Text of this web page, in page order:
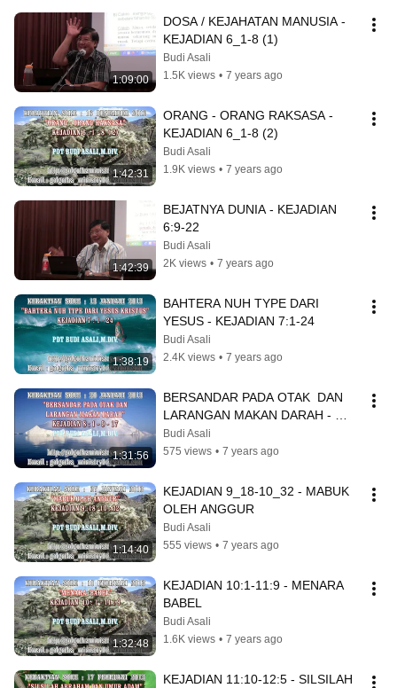
1:09:00
DOSA / KEJAHATAN MANUSIA -
KEJADIAN 6_1-8 (1)
Budi Asali
1.5K views • 7 years ago
1:42:31
ORANG - ORANG RAKSASA -
KEJADIAN 6_1-8 (2)
Budi Asali
1.9K views • 7 years ago
1:42:39
BEJATNYA DUNIA - KEJADIAN
6:9-22
Budi Asali
2K views • 7 years ago
1:38:19
BAHTERA NUH TYPE DARI
YESUS - KEJADIAN 7:1-24
Budi Asali
2.4K views • 7 years ago
1:31:56
BERSANDAR PADA OTAK  DAN
LARANGAN MAKAN DARAH -
KEJADIAN 8:1-9:17
Budi Asali
575 views • 7 years ago
1:14:40
KEJADIAN 9_18-10_32 - MABUK
OLEH ANGGUR
Budi Asali
555 views • 7 years ago
1:32:48
KEJADIAN 10:1-11:9 - MENARA
BABEL
Budi Asali
1.6K views • 7 years ago
KEJADIAN 11:10-12:5 - SILSILAH